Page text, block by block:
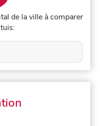
de la ville à comparer